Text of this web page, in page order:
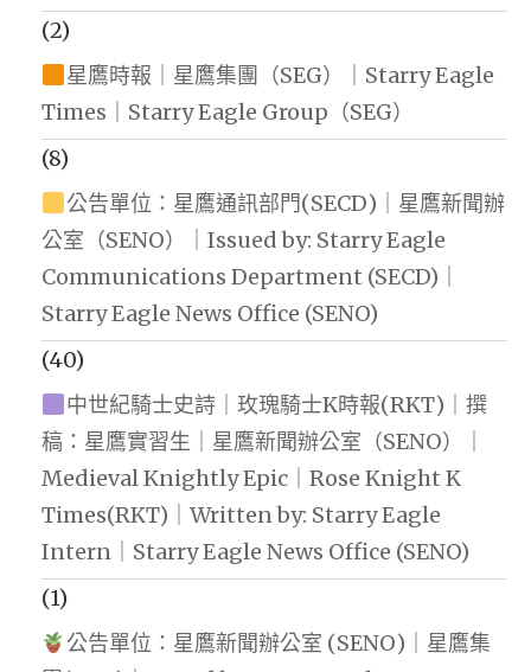
(2)
星鷹時報｜星鷹集團（SEG）｜Starry Eagle
Times｜Starry Eagle Group（SEG）
(8)
公告單位：星鷹通訊部門(SECD)｜星鷹新聞辦
公室（SENO）｜Issued by: Starry Eagle
Communications Department (SECD)｜
Starry Eagle News Office (SENO)
(40)
中世紀騎士史詩｜玫瑰騎士K時報(RKT)｜撰
稿：星鷹實習生｜星鷹新聞辦公室（SENO）｜
Medieval Knightly Epic｜Rose Knight K
Times(RKT)｜Written by: Starry Eagle
Intern｜Starry Eagle News Office (SENO)
(1)
公告單位：星鷹新聞辦公室 (SENO)｜星鷹集